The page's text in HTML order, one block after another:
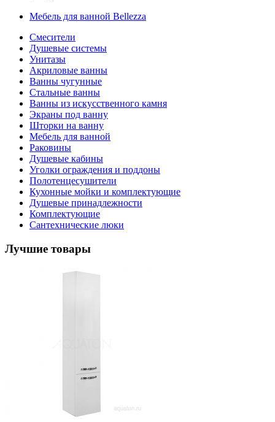
Мебель для ванной Bellezza
Смесители
Душевые системы
Унитазы
Акриловые ванны
Ванны чугунные
Стальные ванны
Ванны из искусственного камня
Экраны под ванну
Шторки на ванну
Мебель для ванной
Раковины
Душевые кабины
Уголки ограждения и поддоны
Полотенцесушители
Кухонные мойки и комплектующие
Душевые принадлежности
Комплектующие
Сантехнические люки
Лучшие товары